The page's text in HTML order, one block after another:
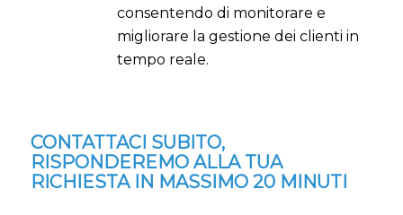
consentendo di monitorare e
migliorare la gestione dei clienti in
tempo reale.
CONTATTACI SUBITO,
RISPONDEREMO ALLA TUA
RICHIESTA IN MASSIMO 20 MINUTI